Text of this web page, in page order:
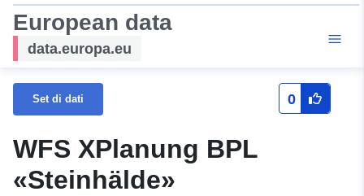
European data
data.europa.eu
Set di dati 0
WFS XPlanung BPL
«Steinhälde»